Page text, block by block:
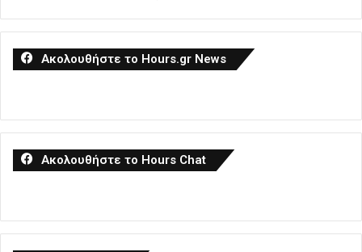
Ακολουθήστε το Hours.gr News
Ακολουθήστε το Hours Chat